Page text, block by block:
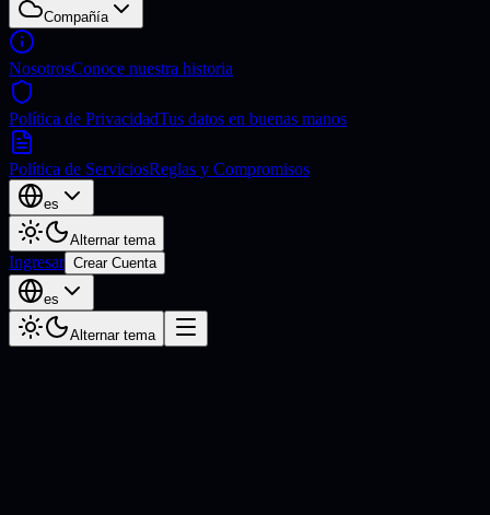
Compañía
NosotrosConoce nuestra historia
Política de PrivacidadTus datos en buenas manos
Política de ServiciosReglas y Compromisos
es
Alternar tema
Ingresar Crear Cuenta
es
Alternar tema